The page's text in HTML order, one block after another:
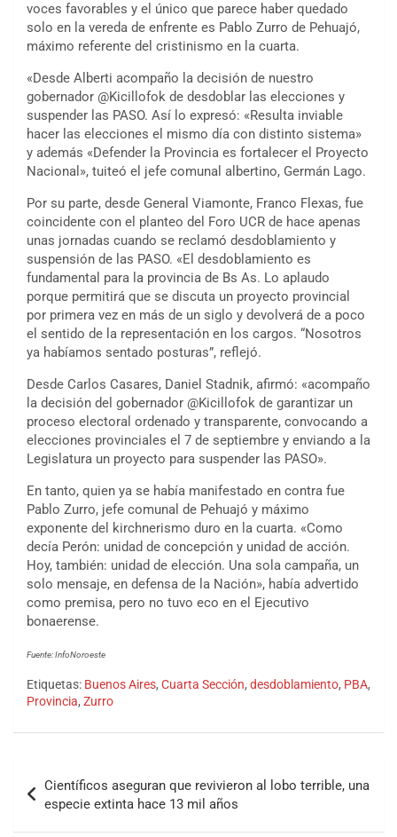
voces favorables y el único que parece haber quedado
solo en la vereda de enfrente es Pablo Zurro de Pehuajó,
máximo referente del cristinismo en la cuarta.
«Desde Alberti acompaño la decisión de nuestro
gobernador @Kicillofok de desdoblar las elecciones y
suspender las PASO. Así lo expresó: «Resulta inviable
hacer las elecciones el mismo día con distinto sistema»
y además «Defender la Provincia es fortalecer el Proyecto
Nacional», tuiteó el jefe comunal albertino, Germán Lago.
Por su parte, desde General Viamonte, Franco Flexas, fue
coincidente con el planteo del Foro UCR de hace apenas
unas jornadas cuando se reclamó desdoblamiento y
suspensión de las PASO. «El desdoblamiento es
fundamental para la provincia de Bs As. Lo aplaudo
porque permitirá que se discuta un proyecto provincial
por primera vez en más de un siglo y devolverá de a poco
el sentido de la representación en los cargos. “Nosotros
ya habíamos sentado posturas”, reflejó.
Desde Carlos Casares, Daniel Stadnik, afirmó: «acompaño
la decisión del gobernador @Kicillofok de garantizar un
proceso electoral ordenado y transparente, convocando a
elecciones provinciales el 7 de septiembre y enviando a la
Legislatura un proyecto para suspender las PASO».
En tanto, quien ya se había manifestado en contra fue
Pablo Zurro, jefe comunal de Pehuajó y máximo
exponente del kirchnerismo duro en la cuarta. «Como
decía Perón: unidad de concepción y unidad de acción.
Hoy, también: unidad de elección. Una sola campaña, un
solo mensaje, en defensa de la Nación», había advertido
como premisa, pero no tuvo eco en el Ejecutivo
bonaerense.
Fuente: InfoNoroeste
Etiquetas: Buenos Aires, Cuarta Sección, desdoblamiento, PBA,
Provincia, Zurro
Científicos aseguran que revivieron al lobo terrible, una
especie extinta hace 13 mil años